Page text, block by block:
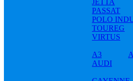
JETTA
PASSAT
POLO
TOUREG
VIRTUS
A3
AUDI